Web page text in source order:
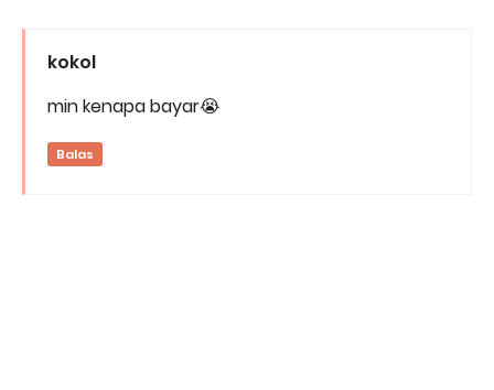
kokol
min kenapa bayar😭
Balas